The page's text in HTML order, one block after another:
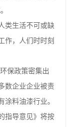
生活不可或缺
作，人们时时刻
保政策密集出
数企业企业被责
料油漆行业。
导意见》将按